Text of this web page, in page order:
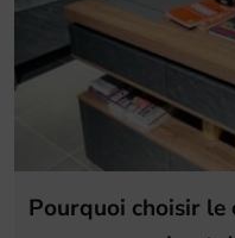
Pourquoi choisir le